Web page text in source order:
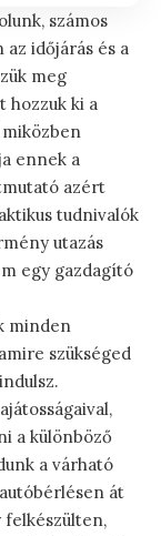
számos
időjárás és a
meg
hozzuk ki a
ennek a
azért
tudnivalók
utazás
egy gazdagító
minden
szükséged
a különböző
a várható
át
felkészülten,